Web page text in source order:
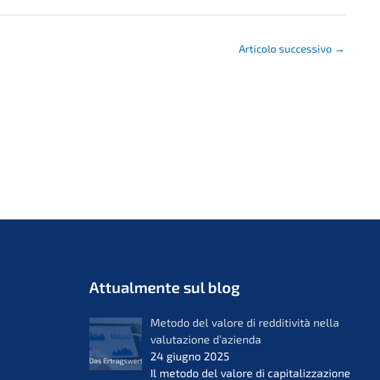
Artico­lo succes­si­vo →
Attual­men­te sul blog
Metodo del valore di reddi­ti­vi­tà nella
valuta­zio­ne d’azi­en­da
24 giugno 2025
Il metodo del valore di capita­liz­za­zio­ne